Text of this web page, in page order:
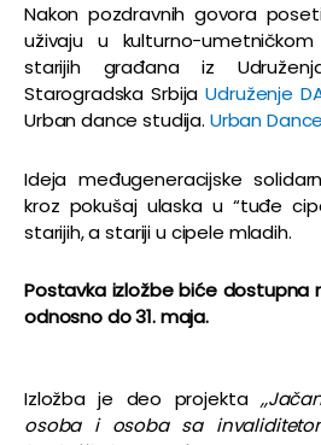
Nakon pozdravnih govora
uživaju u kulturno-
starijih građana iz
Starogradska SrbijaUdruženje
Urban dance studija. Urban
Ideja međugeneracijske
kroz pokušaj ulaska u “tuđe
starijih, a stariji u cipele mladih.
Postavka izložbe biće dostupna
odnosno do 31. maja.
Izložba je deo projekta
osoba i osoba sa